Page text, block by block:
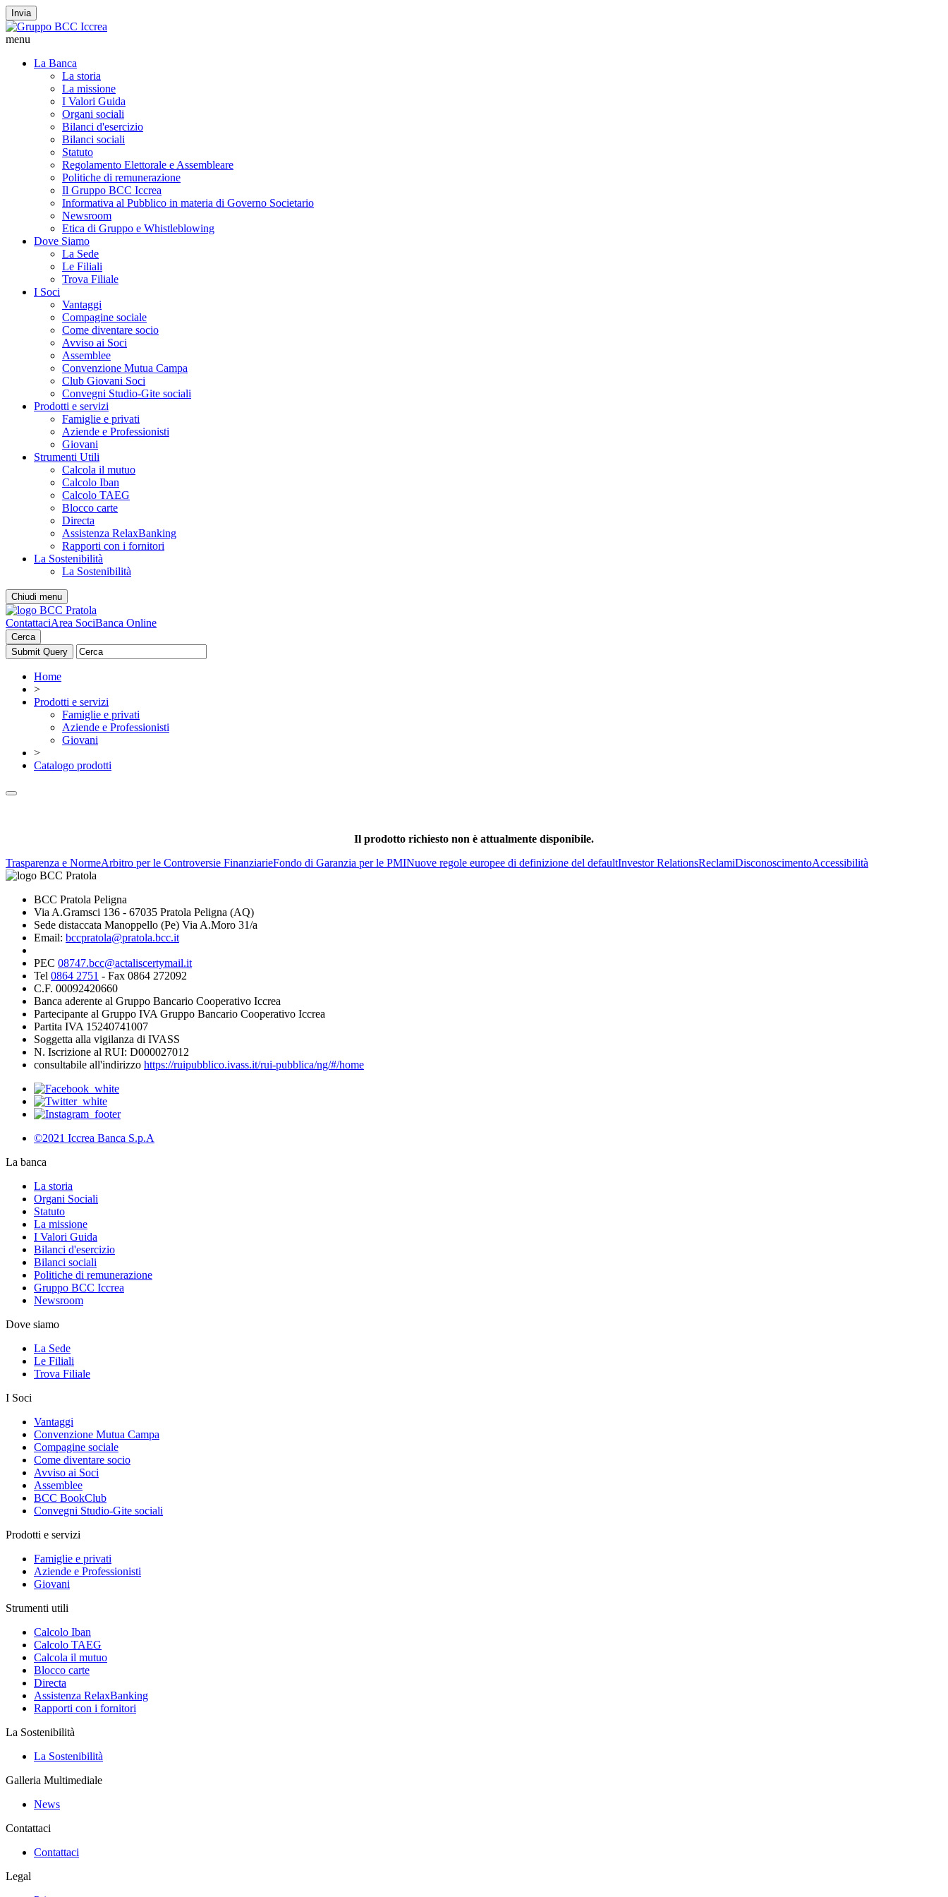
Invia
menu
La Banca
La storia
La missione
I Valori Guida
Organi sociali
Bilanci d'esercizio
Bilanci sociali
Statuto
Regolamento Elettorale e Assembleare
Politiche di remunerazione
Il Gruppo BCC Iccrea
Informativa al Pubblico in materia di Governo Societario
Newsroom
Etica di Gruppo e Whistleblowing
Dove Siamo
La Sede
Le Filiali
Trova Filiale
I Soci
Vantaggi
Compagine sociale
Come diventare socio
Avviso ai Soci
Assemblee
Convenzione Mutua Campa
Club Giovani Soci
Convegni Studio-Gite sociali
Prodotti e servizi
Famiglie e privati
Aziende e Professionisti
Giovani
Strumenti Utili
Calcola il mutuo
Calcolo Iban
Calcolo TAEG
Blocco carte
Directa
Assistenza RelaxBanking
Rapporti con i fornitori
La Sostenibilità
La Sostenibilità
Chiudi menu
ContattaciArea SociBanca Online
Cerca
Home
>
Prodotti e servizi
Famiglie e privati
Aziende e Professionisti
Giovani
>
Catalogo prodotti
Il prodotto richiesto non è attualmente disponibile.
Trasparenza e NormeArbitro per le Controversie FinanziarieFondo di Garanzia per le PMINuove regole europee di definizione del defaultInvestor RelationsReclamiDisconoscimentoAccessibilità
BCC Pratola Peligna
Via A.Gramsci 136 - 67035 Pratola Peligna (AQ)
Sede distaccata Manoppello (Pe) Via A.Moro 31/a
Email: bccpratola@pratola.bcc.it
PEC 08747.bcc@actaliscertymail.it
Tel 0864 2751 - Fax 0864 272092
C.F. 00092420660
Banca aderente al Gruppo Bancario Cooperativo Iccrea
Partecipante al Gruppo IVA Gruppo Bancario Cooperativo Iccrea
Partita IVA 15240741007
Soggetta alla vigilanza di IVASS
N. Iscrizione al RUI: D000027012
consultabile all'indirizzo https://ruipubblico.ivass.it/rui-pubblica/ng/#/home
©2021 Iccrea Banca S.p.A
La banca
La storia
Organi Sociali
Statuto
La missione
I Valori Guida
Bilanci d'esercizio
Bilanci sociali
Politiche di remunerazione
Gruppo BCC Iccrea
Newsroom
Dove siamo
La Sede
Le Filiali
Trova Filiale
I Soci
Vantaggi
Convenzione Mutua Campa
Compagine sociale
Come diventare socio
Avviso ai Soci
Assemblee
BCC BookClub
Convegni Studio-Gite sociali
Prodotti e servizi
Famiglie e privati
Aziende e Professionisti
Giovani
Strumenti utili
Calcolo Iban
Calcolo TAEG
Calcola il mutuo
Blocco carte
Directa
Assistenza RelaxBanking
Rapporti con i fornitori
La Sostenibilità
La Sostenibilità
Galleria Multimediale
News
Contattaci
Contattaci
Legal